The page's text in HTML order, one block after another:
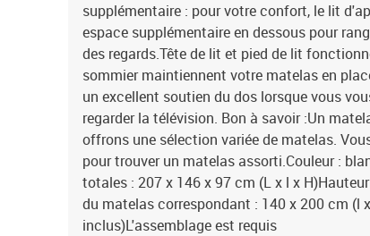
supplémentaire : pour votre confort, le lit
espace supplémentaire en dessous pour
des regards.Tête de lit et pied de lit
sommier maintiennent votre matelas en
un excellent soutien du dos lorsque vous
regarder la télévision. Bon à savoir :Un
offrons une sélection variée de matelas.
pour trouver un matelas assorti.Couleur :
totales : 207 x 146 x 97 cm (L x l x
du matelas correspondant : 140 x 200 cm (l
inclus)L'assemblage est requis